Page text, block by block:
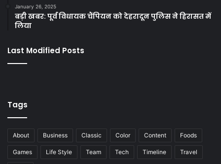
January 26, 2025
बड़ी खबर: पूर्व विधायक चैंपियन को देहरादून पुलिस ने हिरासत में
लिया
Last Modified Posts
Tags
About Business Classic Color Content Foods
Games Life Style Team Tech Timeline Travel